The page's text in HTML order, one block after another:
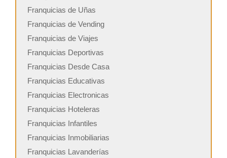
Franquicias de Uñas
Franquicias de Vending
Franquicias de Viajes
Franquicias Deportivas
Franquicias Desde Casa
Franquicias Educativas
Franquicias Electronicas
Franquicias Hoteleras
Franquicias Infantiles
Franquicias Inmobiliarias
Franquicias Lavanderías